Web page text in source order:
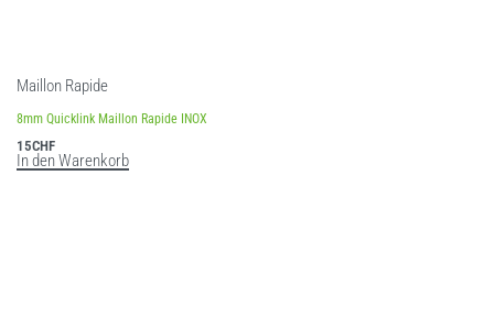
Maillon Rapide
8mm Quicklink Maillon Rapide INOX
15CHF
In den Warenkorb